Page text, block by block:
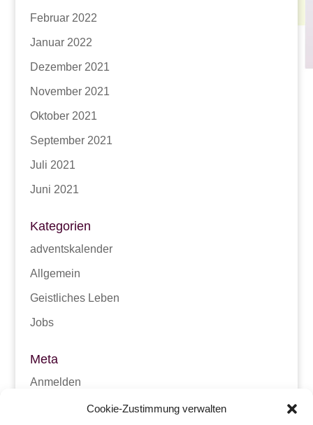
Cookie-Zustimmung verwalten
Februar 2022
Januar 2022
Dezember 2021
November 2021
Oktober 2021
September 2021
Juli 2021
Juni 2021
Kategorien
adventskalender
Allgemein
Geistliches Leben
Jobs
Meta
Anmelden
Eintrags-Feed